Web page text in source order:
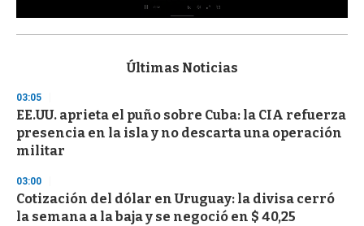
s
d
s
o
f
3
s
e
c
o
Últimas Noticias
03:05
EE.UU. aprieta el puño sobre Cuba: la CIA refuerza
presencia en la isla y no descarta una operación
militar
03:00
Cotización del dólar en Uruguay: la divisa cerró
la semana a la baja y se negoció en $ 40,25